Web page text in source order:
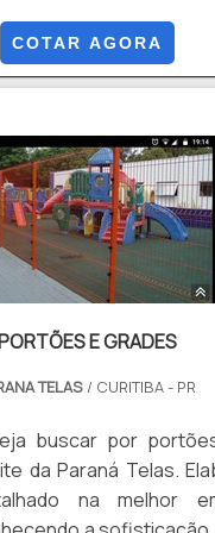
especializados da
proteção com
a fixação deste tipo de
COTAR AGORA
E GRADES
TELAS / CURITIBA - PR
buscar por
da Paraná Telas.
na melhor